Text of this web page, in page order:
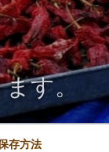
す。
存方法